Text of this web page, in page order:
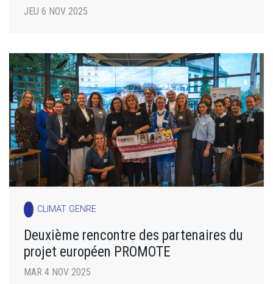
JEU 6 NOV 2025
CLIMAT GENRE
Deuxième rencontre des partenaires du
projet européen PROMOTE
MAR 4 NOV 2025